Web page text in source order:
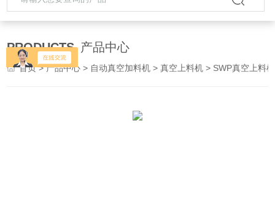
PRODUCTS 产品中心
首页>产品中心 > 自动真空加料机 >真空上料机 > SWP真空上料机